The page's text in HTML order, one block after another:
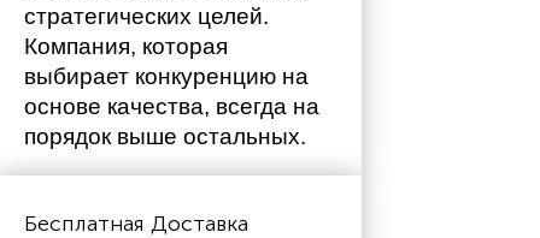
стратегических целей.
Компания, которая
выбирает конкуренцию на
основе качества, всегда на
порядок выше остальных.
Бесплатная Доставка